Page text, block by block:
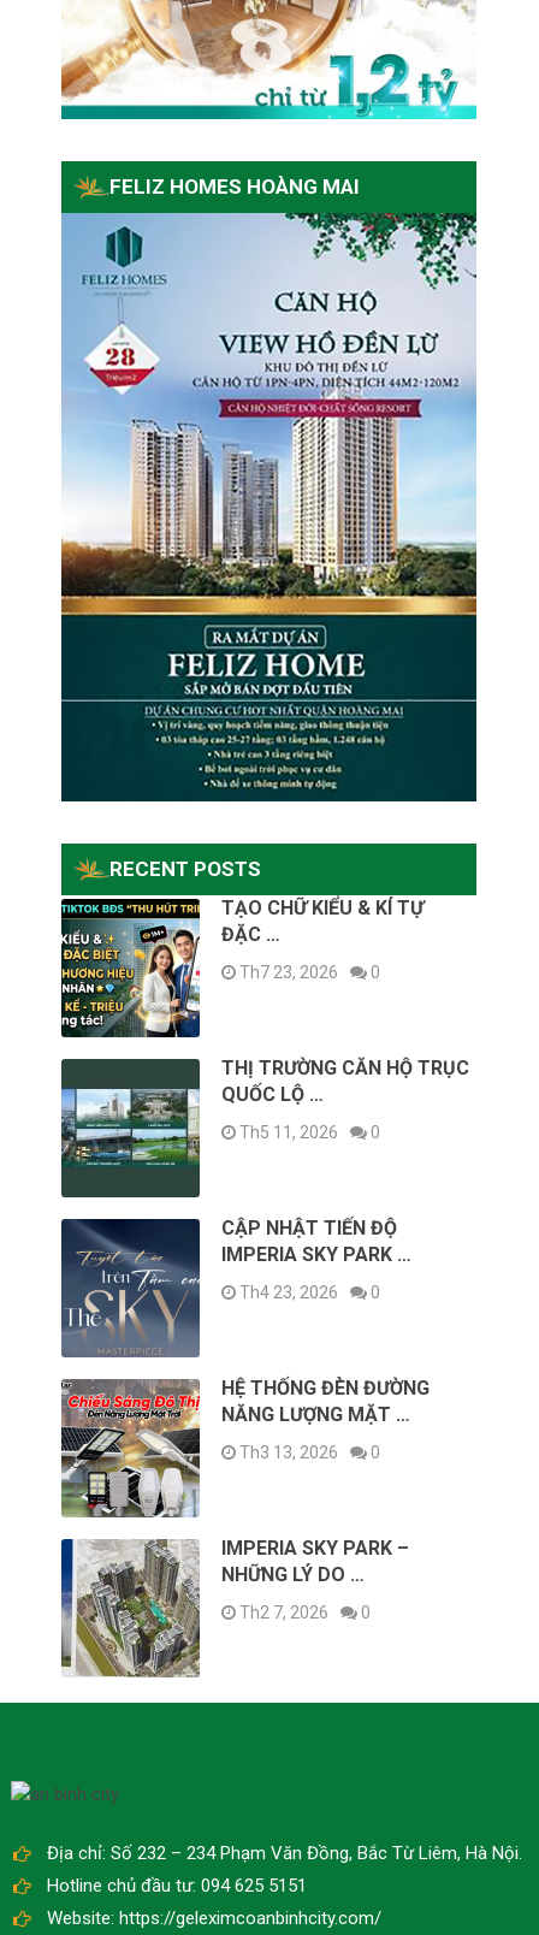
FELIZ HOMES HOÀNG MAI
RECENT POSTS
TẠO CHỮ KIỂU & KÍ TỰ
ĐẶC …
Th7 23, 2026 0
THỊ TRƯỜNG CĂN HỘ TRỤC
QUỐC LỘ …
Th5 11, 2026 0
CẬP NHẬT TIẾN ĐỘ
IMPERIA SKY PARK …
Th4 23, 2026 0
HỆ THỐNG ĐÈN ĐƯỜNG
NĂNG LƯỢNG MẶT …
Th3 13, 2026 0
IMPERIA SKY PARK –
NHỮNG LÝ DO …
Th2 7, 2026 0
Địa chỉ: Số 232 – 234 Phạm Văn Đồng, Bắc Từ Liêm, Hà Nội.
Hotline chủ đầu tư: 094 625 5151
Website: https://geleximcoanbinhcity.com/